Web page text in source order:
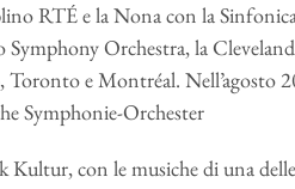
RTÉ e la Nona con la
Symphony Orchestra, la
Toronto e Montréal.
Symphonie-Orchester
Kultur, con le musiche di una